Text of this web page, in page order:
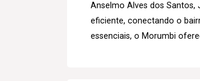
Anselmo Alves dos Santos,
eficiente, conectando o
essenciais, o Morumbi